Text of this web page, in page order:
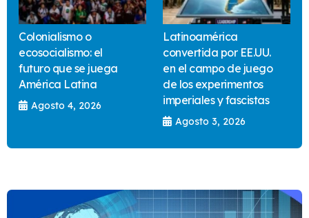
Colonialismo o
ecosocialismo: el
futuro que se juega
América Latina
Agosto 4, 2026
Latinoamérica
convertida por EE.UU.
en el campo de juego
de los experimentos
imperiales y fascistas
Agosto 3, 2026